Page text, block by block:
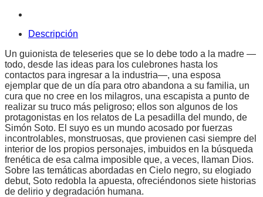
Descripción
Un guionista de teleseries que se lo debe todo a la madre —
todo, desde las ideas para los culebrones hasta los
contactos para ingresar a la industria—, una esposa
ejemplar que de un día para otro abandona a su familia, un
cura que no cree en los milagros, una escapista a punto de
realizar su truco más peligroso; ellos son algunos de los
protagonistas en los relatos de La pesadilla del mundo, de
Simón Soto. El suyo es un mundo acosado por fuerzas
incontrolables, monstruosas, que provienen casi siempre del
interior de los propios personajes, imbuidos en la búsqueda
frenética de esa calma imposible que, a veces, llaman Dios.
Sobre las temáticas abordadas en Cielo negro, su elogiado
debut, Soto redobla la apuesta, ofreciéndonos siete historias
de delirio y degradación humana.